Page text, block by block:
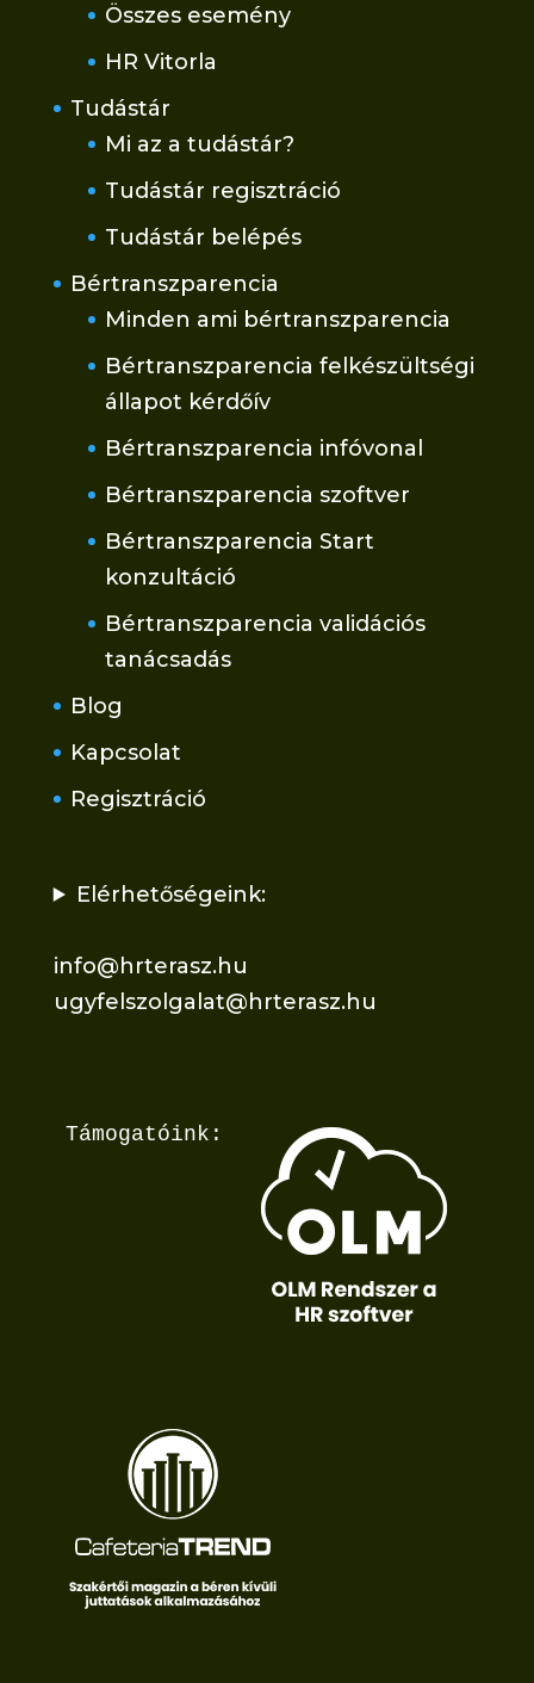
Összes esemény
HR Vitorla
Tudástár
Mi az a tudástár?
Tudástár regisztráció
Tudástár belépés
Bértranszparencia
Minden ami bértranszparencia
Bértranszparencia felkészültségi
állapot kérdőív
Bértranszparencia infóvonal
Bértranszparencia szoftver
Bértranszparencia Start
konzultáció
Bértranszparencia validációs
tanácsadás
Blog
Kapcsolat
Regisztráció
Elérhetőségeink:
info@hrterasz.hu
ugyfelszolgalat@hrterasz.hu
Támogatóink: